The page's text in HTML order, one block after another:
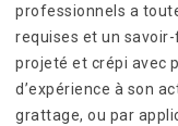
professionnels a
requises et un
projeté et crépi avec
d’expérience à son
grattage, ou par